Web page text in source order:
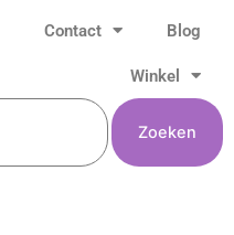
Contact Blog
Winkel
Zoeken